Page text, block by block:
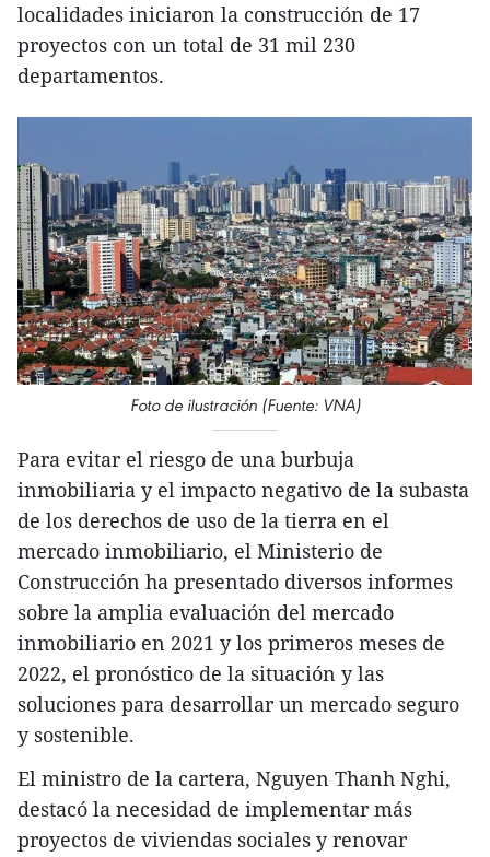
localidades iniciaron la construcción de 17
proyectos con un total de 31 mil 230
departamentos.
Foto de ilustración (Fuente: VNA)
Para evitar el riesgo de una burbuja
inmobiliaria y el impacto negativo de la subasta
de los derechos de uso de la tierra en el
mercado inmobiliario, el Ministerio de
Construcción ha presentado diversos informes
sobre la amplia evaluación del mercado
inmobiliario en 2021 y los primeros meses de
2022, el pronóstico de la situación y las
soluciones para desarrollar un mercado seguro
y sostenible.
El ministro de la cartera, Nguyen Thanh Nghi,
destacó la necesidad de implementar más
proyectos de viviendas sociales y renovar